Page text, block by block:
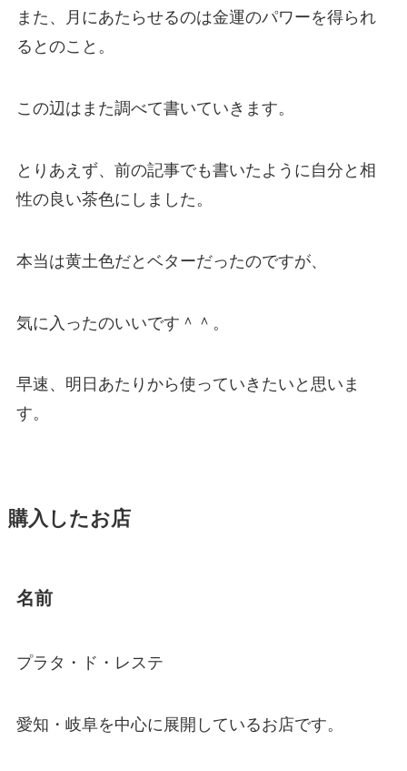
また、月にあたらせるのは金運のパワーを得られ
るとのこと。
この辺はまた調べて書いていきます。
とりあえず、前の記事でも書いたように自分と相
性の良い茶色にしました。
本当は黄土色だとベターだったのですが、
気に入ったのいいです＾＾。
早速、明日あたりから使っていきたいと思いま
す。
購入したお店
名前
プラタ・ド・レステ
愛知・岐阜を中心に展開しているお店です。